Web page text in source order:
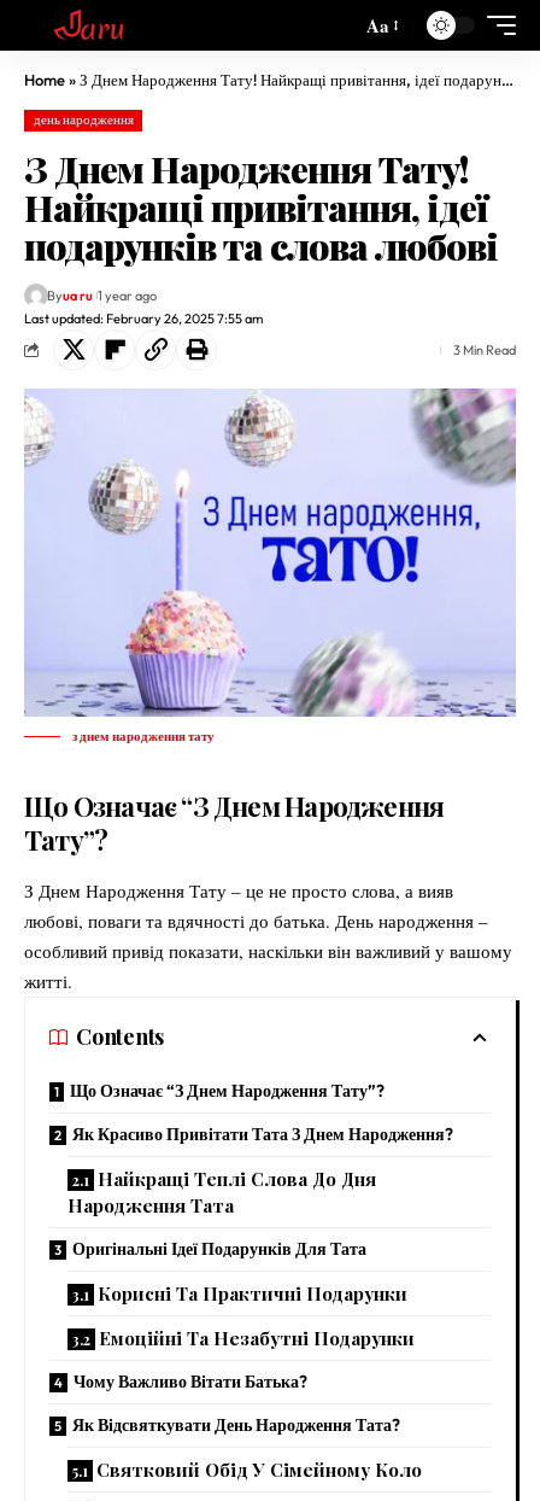
Aa
Home»З Днем Народження Тату! Найкращі привітання, ідеї подарунків та слова любові
день народження
З Днем Народження Тату!
Найкращі привітання, ідеї
подарунків та слова любові
Last updated: February 26, 2025 7:55 am
Byua ru 1 year ago
3 Min Read
з днем народження тату
Що Означає “З Днем Народження
Тату”?
З Днем Народження Тату – це не просто слова, а вияв
любові, поваги та вдячності до батька. День народження –
особливий привід показати, наскільки він важливий у вашому
житті.
Contents
Що Означає “З Днем Народження Тату”?
Як Красиво Привітати Тата З Днем Народження?
Найкращі Теплі Слова До Дня
Народження Тата
Оригінальні Ідеї Подарунків Для Тата
Корисні Та Практичні Подарунки
Емоційні Та Незабутні Подарунки
Чому Важливо Вітати Батька?
Як Відсвяткувати День Народження Тата?
Святковий Обід У Сімейному Коло